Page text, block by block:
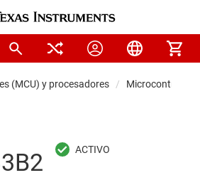
(MCU) y procesadores